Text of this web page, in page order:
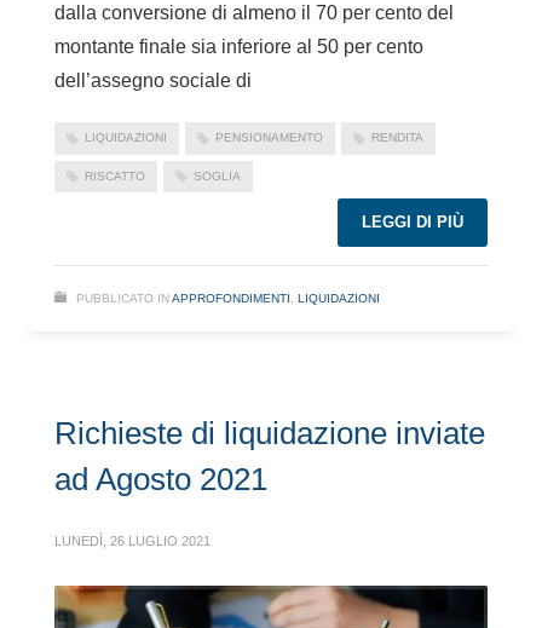
dalla conversione di almeno il 70 per cento del
montante finale sia inferiore al 50 per cento
dell’assegno sociale di
LIQUIDAZIONI PENSIONAMENTO RENDITA
RISCATTO SOGLIA
LEGGI DI PIÙ
PUBBLICATO INAPPROFONDIMENTI LIQUIDAZIONI
Richieste di liquidazione inviate
ad Agosto 2021
LUNEDÌ, 26 LUGLIO 2021